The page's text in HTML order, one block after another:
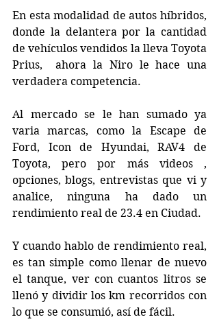
En esta modalidad de autos híbridos,
donde la delantera por la cantidad
de vehículos vendidos la lleva Toyota
Prius,  ahora la Niro le hace una
verdadera competencia.
Al mercado se le han sumado ya
varia marcas, como la Escape de
Ford, Icon de Hyundai, RAV4 de
Toyota, pero por más videos ,
opciones, blogs, entrevistas que vi y
analice, ninguna ha dado un
rendimiento real de 23.4 en Ciudad.
Y cuando hablo de rendimiento real,
es tan simple como llenar de nuevo
el tanque, ver con cuantos litros se
llenó y dividir los km recorridos con
lo que se consumió, así de fácil.